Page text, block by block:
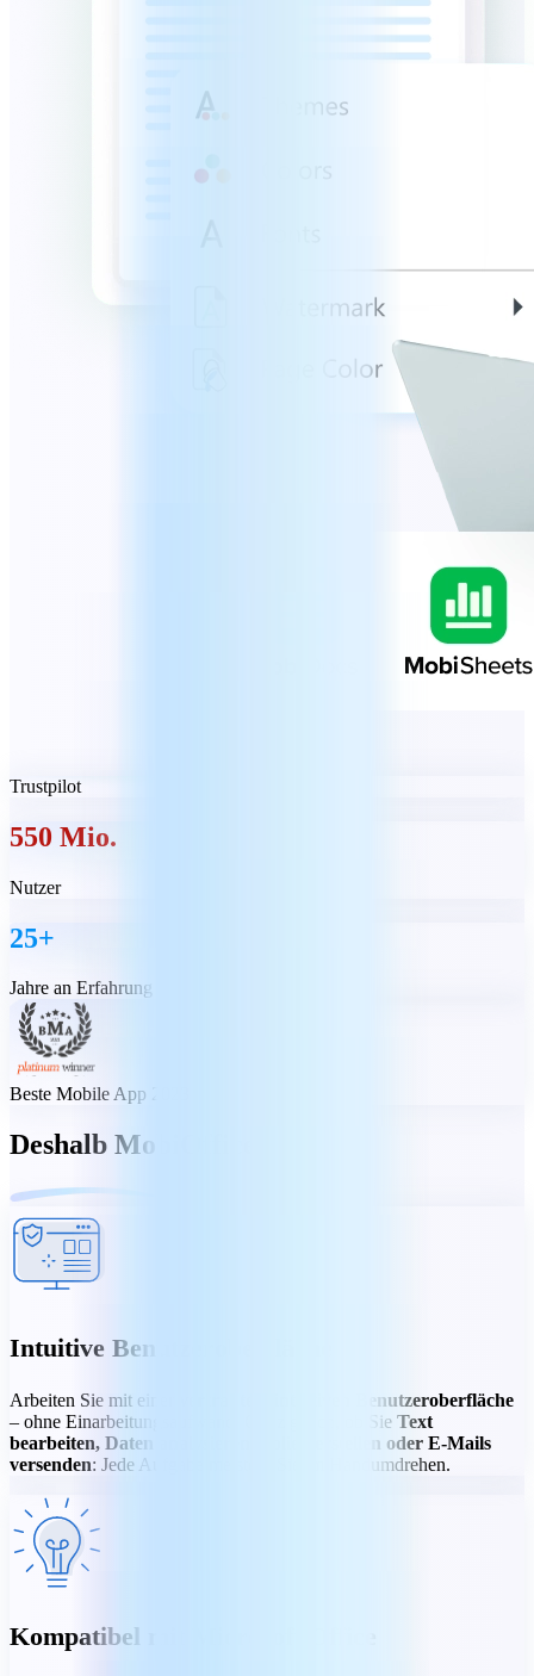
Trustpilot
550 Mio.
Nutzer
25+
Jahre an Erfahrung
Beste Mobile App 2023
Deshalb MobiOffice
Intuitive Benutzeroberfläche
Arbeiten Sie mit einer
vertrauten, intuitiven Benutzeroberfläche
– ohne Einarbeitungsaufwand. Ganz gleich, ob Sie Text
bearbeiten, Daten analysieren, Folien erstellen oder E-Mails
versenden: Jede Aufgabe meistern Sie im Handumdrehen.
Kompatibel mit Microsoft Office